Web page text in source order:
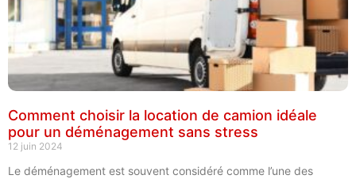
Comment choisir la location de camion idéale
pour un déménagement sans stress
12 juin 2024
Le déménagement est souvent considéré comme l’une des